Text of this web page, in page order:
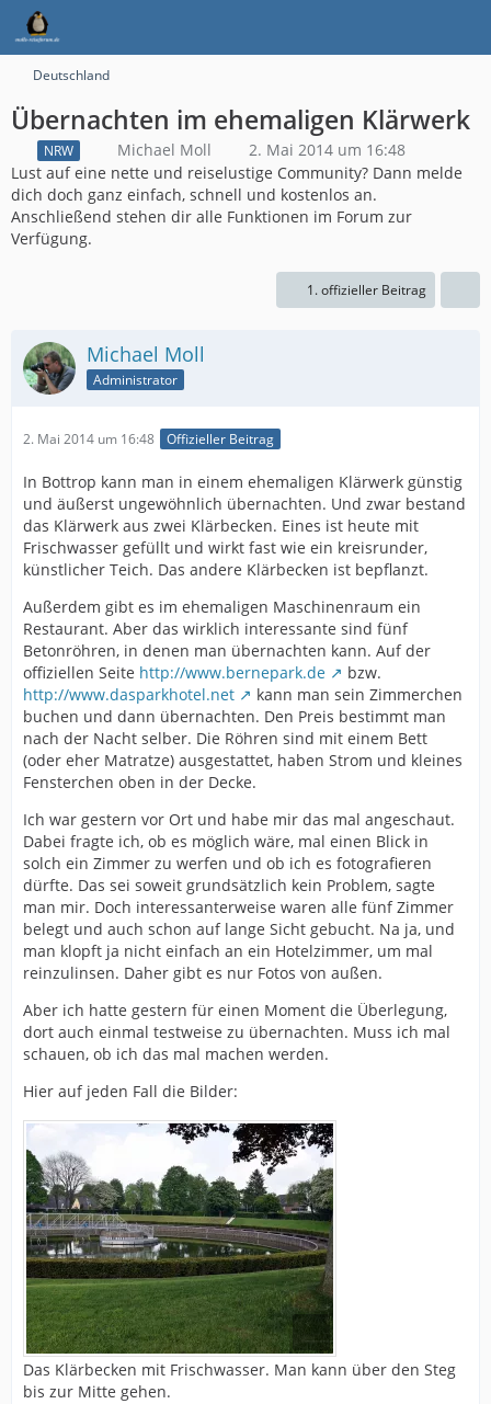
Deutschland
Übernachten im ehemaligen Klärwerk
NRW Michael Moll
2. Mai 2014 um 16:48
Lust auf eine nette und reiselustige Community? Dann melde
dich doch ganz einfach, schnell und kostenlos an.
Anschließend stehen dir alle Funktionen im Forum zur
Verfügung.
1. offizieller Beitrag
Michael Moll
Administrator
2. Mai 2014 um 16:48 Offizieller Beitrag
In Bottrop kann man in einem ehemaligen Klärwerk günstig
und äußerst ungewöhnlich übernachten. Und zwar bestand
das Klärwerk aus zwei Klärbecken. Eines ist heute mit
Frischwasser gefüllt und wirkt fast wie ein kreisrunder,
künstlicher Teich. Das andere Klärbecken ist bepflanzt.
Außerdem gibt es im ehemaligen Maschinenraum ein
Restaurant. Aber das wirklich interessante sind fünf
Betonröhren, in denen man übernachten kann. Auf der
offiziellen Seite http://www.bernepark.de
bzw.
http://www.dasparkhotel.net
kann man sein Zimmerchen
buchen und dann übernachten. Den Preis bestimmt man
nach der Nacht selber. Die Röhren sind mit einem Bett
(oder eher Matratze) ausgestattet, haben Strom und kleines
Fensterchen oben in der Decke.
Ich war gestern vor Ort und habe mir das mal angeschaut.
Dabei fragte ich, ob es möglich wäre, mal einen Blick in
solch ein Zimmer zu werfen und ob ich es fotografieren
dürfte. Das sei soweit grundsätzlich kein Problem, sagte
man mir. Doch interessanterweise waren alle fünf Zimmer
belegt und auch schon auf lange Sicht gebucht. Na ja, und
man klopft ja nicht einfach an ein Hotelzimmer, um mal
reinzulinsen. Daher gibt es nur Fotos von außen.
Aber ich hatte gestern für einen Moment die Überlegung,
dort auch einmal testweise zu übernachten. Muss ich mal
schauen, ob ich das mal machen werden.
Hier auf jeden Fall die Bilder:
Das Klärbecken mit Frischwasser. Man kann über den Steg
bis zur Mitte gehen.